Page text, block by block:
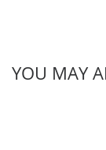
YOU MAY